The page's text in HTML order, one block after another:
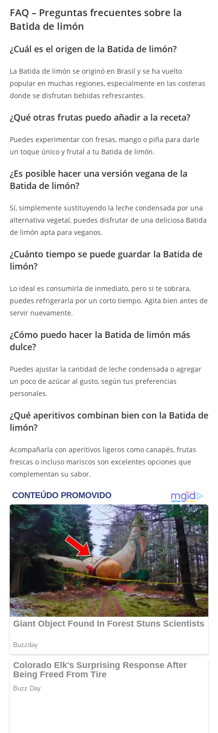
FAQ – Preguntas frecuentes sobre la
Batida de limón
¿Cuál es el origen de la Batida de limón?
La Batida de limón se originó en Brasil y se ha vuelto
popular en muchas regiones, especialmente en las costeras
donde se disfrutan bebidas refrescantes.
¿Qué otras frutas puedo añadir a la receta?
Puedes experimentar con fresas, mango o piña para darle
un toque único y frutal a tu Batida de limón.
¿Es posible hacer una versión vegana de la
Batida de limón?
Sí, simplemente sustituyendo la leche condensada por una
alternativa vegetal, puedes disfrutar de una deliciosa Batida
de limón apta para veganos.
¿Cuánto tiempo se puede guardar la Batida de
limón?
Lo ideal es consumirla de inmediato, pero si te sobrara,
puedes refrigerarla por un corto tiempo. Agita bien antes de
servir nuevamente.
¿Cómo puedo hacer la Batida de limón más
dulce?
Puedes ajustar la cantidad de leche condensada o agregar
un poco de azúcar al gusto, según tus preferencias
personales.
¿Qué aperitivos combinan bien con la Batida de
limón?
Acompañarla con aperitivos ligeros como canapés, frutas
frescas o incluso mariscos son excelentes opciones que
complementan su sabor.